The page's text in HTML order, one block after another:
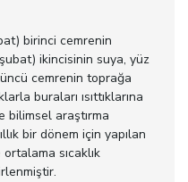
birinci cemrenin
ikincisinin suya, yüz
cemrenin toprağa
buraları ısıttıklarına
bilimsel araştırma
bir dönem için yapılan
sıcaklık